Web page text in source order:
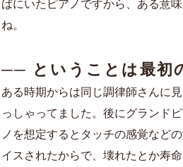
ね。
── ということは最初
ある時期からは同じ調律師さんに
っしゃって ました。後にグランド
ノを想定すると タッチの感覚などの
イスされたからで、 壊れたとか寿